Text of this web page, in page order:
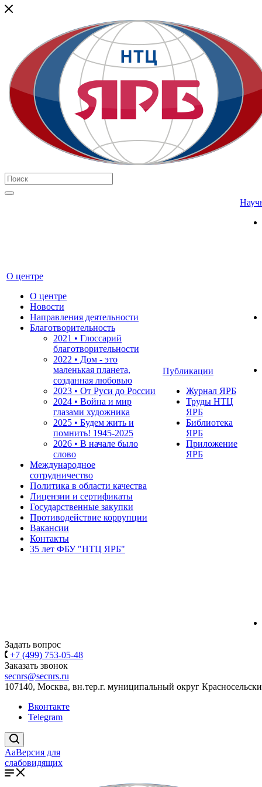
О центре
О центре
Новости
Направления деятельности
Благотворительность
2021 • Глоссарий
благотворительности
2022 • Дом - это
маленькая планета,
созданная любовью
2023 • От Руси до России
2024 • Война и мир
глазами художника
2025 • Будем жить и
помнить! 1945-2025
2026 • В начале было
слово
Международное
сотрудничество
Политика в области качества
Лицензии и сертификаты
Государственные закупки
Противодействие коррупции
Вакансии
Контакты
35 лет ФБУ "НТЦ ЯРБ"
Публикации
Журнал ЯРБ
Труды НТЦ
ЯРБ
Библиотека
ЯРБ
Приложение
ЯРБ
Задать вопрос
+7 (499) 753-05-48
Заказать звонок
secnrs@secnrs.ru
107140, Москва, вн.тер.г. муниципальный округ
Вконтакте
Telegram
AaВерсия для
слабовидящих